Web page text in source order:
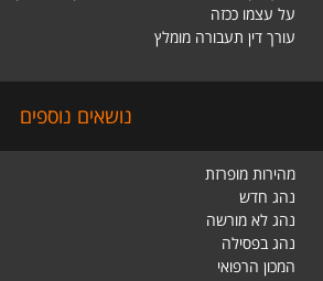
על עצמו ככזה
עורך דין תעבורה מומלץ
נושאים נוספים
מהירות מופרזת
נהג חדש
נהג לא מורשה
נהג בפסילה
המכון הרפואי